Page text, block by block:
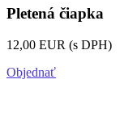
Pletená čiapka
12,00 EUR (s DPH)
Objednať